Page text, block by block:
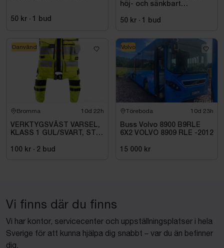
50 kr · 1 bud
höj- och sänkbart
50 kr · 1 bud
Bromma 10d 22h
VERKTYGSVÄST VARSEL,
KLASS 1 GUL/SVART, STL
100 kr · 2 bud
Oanvänd
Töreboda 10d 23h
Buss Volvo 8900 B9RLE
6X2 VOLVO 8909 RLE -2012
15 000 kr
Volvo
Vi finns där du finns
Vi har kontor, servicecenter och uppställningsplatser i hela
Sverige för att kunna hjälpa dig snabbt – var du än befinner
dig.